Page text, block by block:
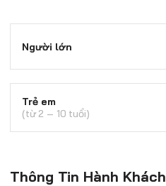
Người lớn
Trẻ em
(từ 2 – 10 tuổi)
Thông Tin Hành Khách